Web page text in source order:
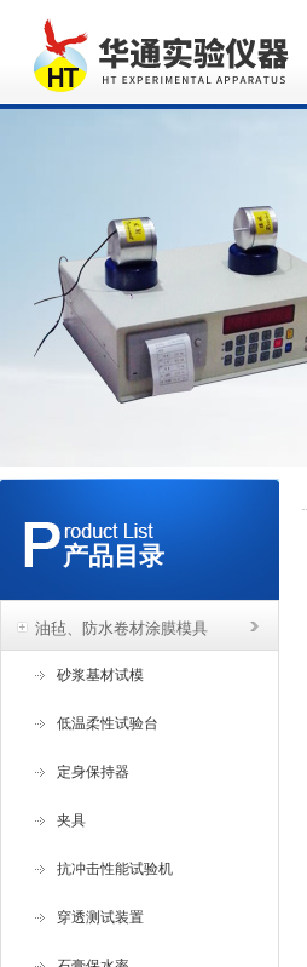
产品目录
油毡、防水卷材涂膜模具
砂浆基材试模
低温柔性试验台
定身保持器
夹具
抗冲击性能试验机
穿透测试装置